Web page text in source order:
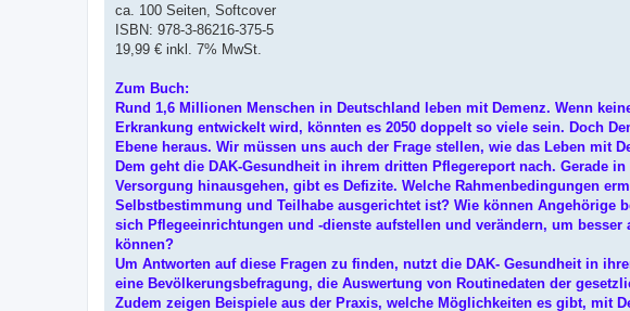
ca. 100 Seiten, Softcover
ISBN: 978-3-86216-375-5
19,99 € inkl. 7% MwSt.
Zum Buch:
Rund 1,6 Millionen Menschen in Deutschland leben mit Demenz. Wenn
Erkrankung entwickelt wird, könnten es 2050 doppelt so viele sein. Doch
Ebene heraus. Wir müssen uns auch der Frage stellen, wie das Leben mit
Dem geht die DAK-Gesundheit in ihrem dritten Pflegereport nach. Gerade
Versorgung hinausgehen, gibt es Defizite. Welche Rahmenbedingungen
Selbstbestimmung und Teilhabe ausgerichtet ist? Wie können Angehörige
sich Pflegeeinrichtungen und -dienste aufstellen und verändern, um
können?
Um Antworten auf diese Fragen zu finden, nutzt die DAK- Gesundheit in
eine Bevölkerungsbefragung, die Auswertung von Routinedaten der
Zudem zeigen Beispiele aus der Praxis, welche Möglichkeiten es gibt, mit